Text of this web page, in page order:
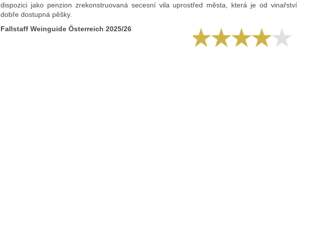
dispozici jako penzion zrekonstruovaná secesní vila uprostřed města, která je od vinařství
dobře dostupná pěšky.
Fallstaff Weinguide Österreich 2025/26